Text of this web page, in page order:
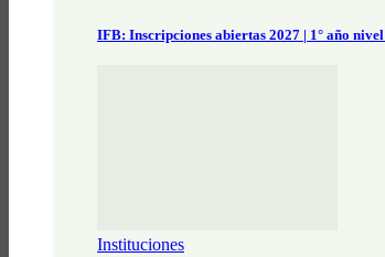
IFB: Inscripciones abiertas 2027 | 1° año
Instituciones